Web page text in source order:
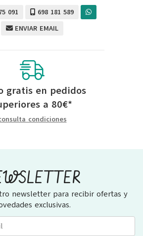
091
698 181 589
ENVIAR EMAIL
gratis en pedidos
a 80€*
condiciones
newsletter para recibir ofertas y
exclusivas.